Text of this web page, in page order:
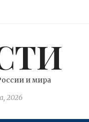
и мира
2026